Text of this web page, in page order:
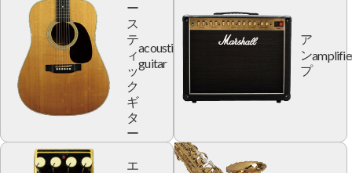
ー
ス
テ
ィ
ッ
ク
ギ
タ
ー
acoustic
guitar
ア
ン
プ
エ